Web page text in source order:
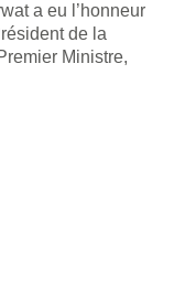
a eu l’honneur
de la
Ministre,